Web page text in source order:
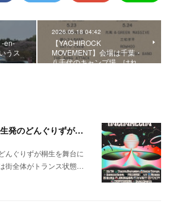
-en-
うス
2026.05.18 04:42
【YACHIROCK
MOVEMENT】会場は千葉・
八千代のキャンプ場。けれ…
【HACHA MECHA】桐生発のどんぐりずが桐生をハチャメチャに彩る。
んぐりずが桐生を舞台に
街全体がトランス状態…